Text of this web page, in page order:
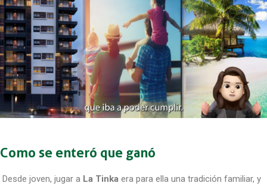
Como se enteró que ganó
Desde joven, jugar a La Tinka era para ella una tradición familiar, y